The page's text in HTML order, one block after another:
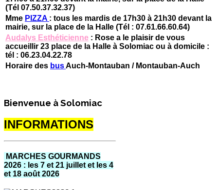
(Tél 07.50.37.32.37)
Mme PIZZA : tous les mardis de 17h30 à 21h30 devant la
mairie, sur la place de la Halle (Tél : 07.61.66.60.64)
Audalys Esthéticienne : Rose a le plaisir de vous
accueillir 23 place de la Halle à Solomiac ou à domicile :
tél : 06.23.04.22.78
Horaire des busAuch-Montauban / Montauban-Auch
Bienvenue à Solomiac
INFORMATIONS
MARCHES GOURMANDS
2026 : les 7 et 21 juillet et les 4
et 18 août 2026